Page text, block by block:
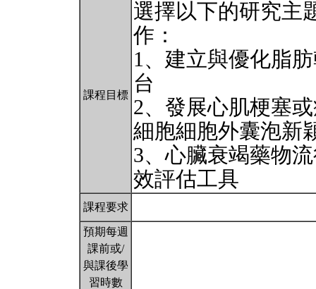
課程目標
選擇以下的研究主
作：
1、建立與優化脂
台
2、發展心肌梗塞
細胞細胞外囊泡新
3、心臟衰竭藥物
效評估工具
課程要求
預期每週
課前或/
與課後學
習時數